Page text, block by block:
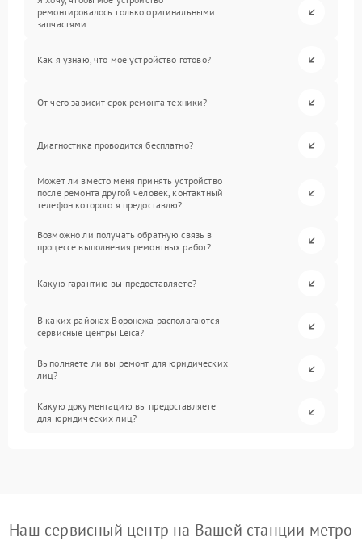
ремонтировалось только оригинальными
запчастями.
Как я узнаю, что мое устройство готово?
От чего зависит срок ремонта техники?
Диагностика проводится бесплатно?
Может ли вместо меня принять устройство
после ремонта другой человек, контактный
телефон которого я предоставлю?
Возможно ли получать обратную связь в
процессе выполнения ремонтных работ?
Какую гарантию вы предоставляете?
В каких районах Воронежа располагаются
сервисные центры Leica?
Выполняете ли вы ремонт для юридических
лиц?
Какую документацию вы предоставляете
для юридических лиц?
Наш сервисный центр на Вашей станции метро